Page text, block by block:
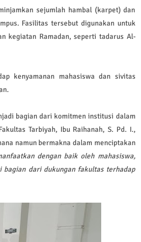
sejumlah hambal (karpet) dan
Fasilitas tersebut digunakan untuk
kegiatan Ramadan, seperti tadarus Al-
kenyamanan mahasiswa dan sivitas
bagian dari komitmen institusi dalam
Tarbiyah, Ibu Raihanah, S. Pd. I.,
namun bermakna dalam menciptakan
dengan baik oleh mahasiswa,
dari dukungan fakultas terhadap